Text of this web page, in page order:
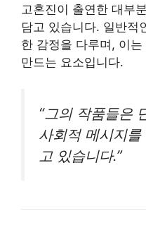
고혼진이 출연한 대부
담고 있습니다. 일반적
한 감정을 다루며, 이
만드는 요소입니다.
“그의 작품들은
사회적 메시지
고 있습니다.”